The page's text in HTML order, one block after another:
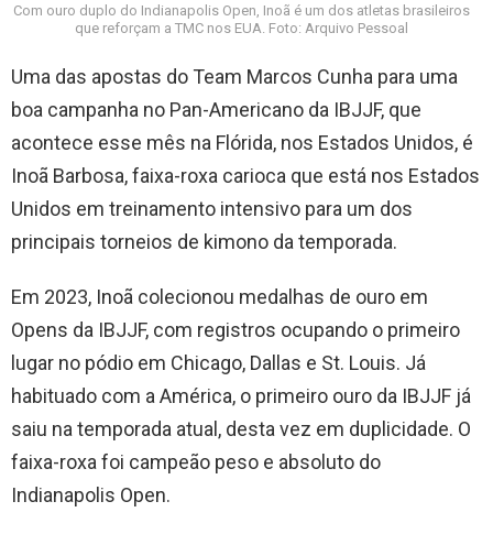
Com ouro duplo do Indianapolis Open, Inoã é um dos atletas brasileiros
que reforçam a TMC nos EUA. Foto: Arquivo Pessoal
Uma das apostas do Team Marcos Cunha para uma
boa campanha no Pan-Americano da IBJJF, que
acontece esse mês na Flórida, nos Estados Unidos, é
Inoã Barbosa, faixa-roxa carioca que está nos Estados
Unidos em treinamento intensivo para um dos
principais torneios de kimono da temporada.
Em 2023, Inoã colecionou medalhas de ouro em
Opens da IBJJF, com registros ocupando o primeiro
lugar no pódio em Chicago, Dallas e St. Louis. Já
habituado com a América, o primeiro ouro da IBJJF já
saiu na temporada atual, desta vez em duplicidade. O
faixa-roxa foi campeão peso e absoluto do
Indianapolis Open.